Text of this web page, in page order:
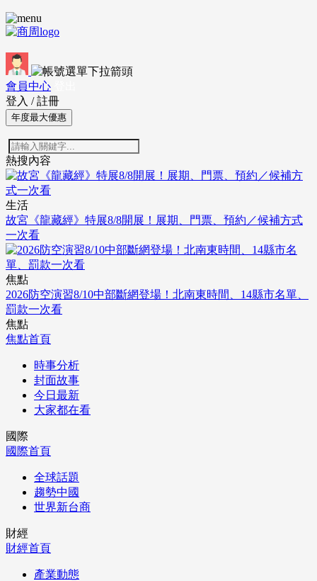
會員中心
登入 / 註冊
年度最大優惠
熱搜內容
生活
故宮《龍藏經》特展8/8開展！展期、門票、預約／候補方式
一次看
焦點
2026防空演習8/10中部斷網登場！北南東時間、14縣市名單、
罰款一次看
焦點
焦點首頁
時事分析
封面故事
今日最新
大家都在看
國際
國際首頁
全球話題
趨勢中國
世界新台商
財經
財經首頁
產業動態